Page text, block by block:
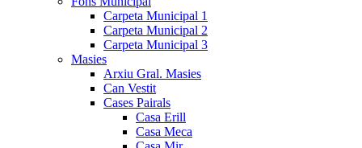
Carpeta Municipal 1
Carpeta Municipal 2
Carpeta Municipal 3
Masies
Arxiu Gral. Masies
Can Vestit
Cases Pairals
Casa Erill
Casa Meca